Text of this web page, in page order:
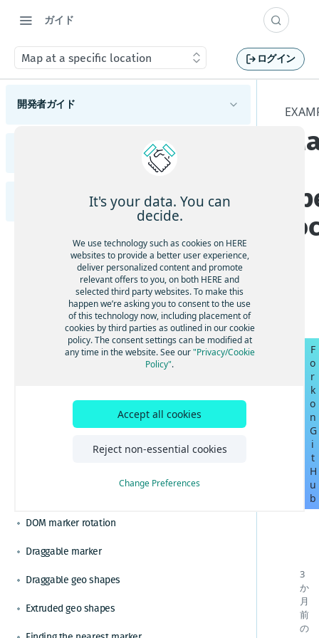
ガイド
Map at a specific location ログイン
開発者ガイド
サポートされているブラウザーとプラットフォ
HERE Maps API for JavaScriptの各バージョンを
HERE Maps API for Javascriptの使用を開始する
マップオブジェクトを管理する
マーカーを追加する
ジオシェイプを使用する
カスタムオーバーレイを表示する
マップイベントを処理する
地図をカスタマイズする
カスタムの地政学的見解を適用する
ルートと経路を計算する
視覚化のためのクラスターデータ
地域固有の地図を設定する
マップコントロールとUIでマップをカスタマイ
ルでマップをカスタマイズする
日本のデータを含む地図を表示する
KMLで地図コンテンツを強化する
HERE Indoor Mapを統合する
ジオコーディングと住所の検索を解決する
フレームワークと統合する
Angularを使用してHERE Mapsを構築する
Reactを使用してHERE Mapsを構築する
Vue.jsを使用してHERE Mapsを構築する
HERE Maps API for Javascriptをバンドルしてパ
フォーマンスを最適化する
びRollupをバンドルする
ベストプラクティスと高度なヒント
効率的なマップレンダリングのためのベストプ
GoogleからHERE Maps API for JavaScriptジオコ
ーディングに切り替える
検索に切り替える
機能と動作の変更
既知の問題
解決済みの問題
制限と回避策
Adding an Overlay to the Map
Animated markers
Calculate a location from a mouse click
Changing from the metric system
Circle on a map
Display an indoor map
DOM marker rotation
Draggable marker
Draggable geo shapes
Extruded geo shapes
F
o
r
k
o
n
G
i
t
H
u
b
3
か
月
前
の
It's your data. You can
decide.
We use technology such as cookies on HERE
websites to provide a better user experience,
deliver personalized content and promote
relevant offers to you, on both HERE and
selected third party websites. To make this
happen we’re asking you to consent to the use
of this technology now, including placement of
cookies by third parties as outlined in our cookie
policy. The consent settings can be modified at
any time in the website. See our"Privacy/Cookie
Policy".
Accept all cookies
Reject non-essential cookies
Change Preferences